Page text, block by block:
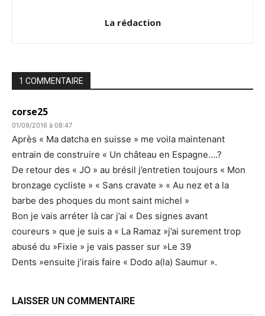
La rédaction
1 COMMENTAIRE
corse25
01/09/2016 à 08:47
Après « Ma datcha en suisse » me voila maintenant
entrain de construire « Un château en Espagne….?
De retour des « JO » au brésil j’entretien toujours « Mon
bronzage cycliste » « Sans cravate » « Au nez et a la
barbe des phoques du mont saint michel »
Bon je vais arréter là car j’ai « Des signes avant
coureurs » que je suis a « La Ramaz »j’ai surement trop
abusé du »Fixie » je vais passer sur »Le 39
Dents »ensuite j’irais faire « Dodo a(la) Saumur ».
LAISSER UN COMMENTAIRE